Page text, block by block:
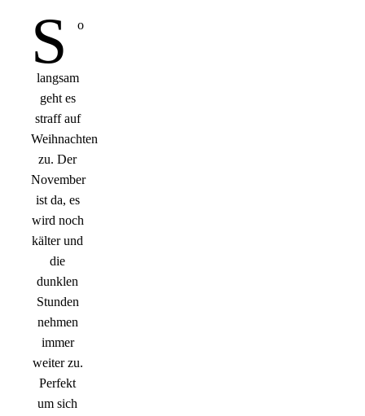
S o
langsam
geht es
straff auf
Weihnachten
zu. Der
November
ist da, es
wird noch
kälter und
die
dunklen
Stunden
nehmen
immer
weiter zu.
Perfekt
um sich